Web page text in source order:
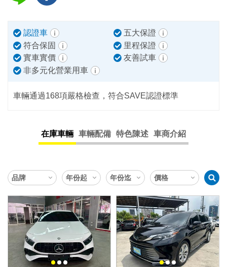
認證車
五大保證
符合保固
里程保證
實車實價
友善試車
非多元化營業用車
車輛通過168項嚴格檢查，符合SAVE認證標準
在庫車輛 車輛配備 特色陳述 車商介紹